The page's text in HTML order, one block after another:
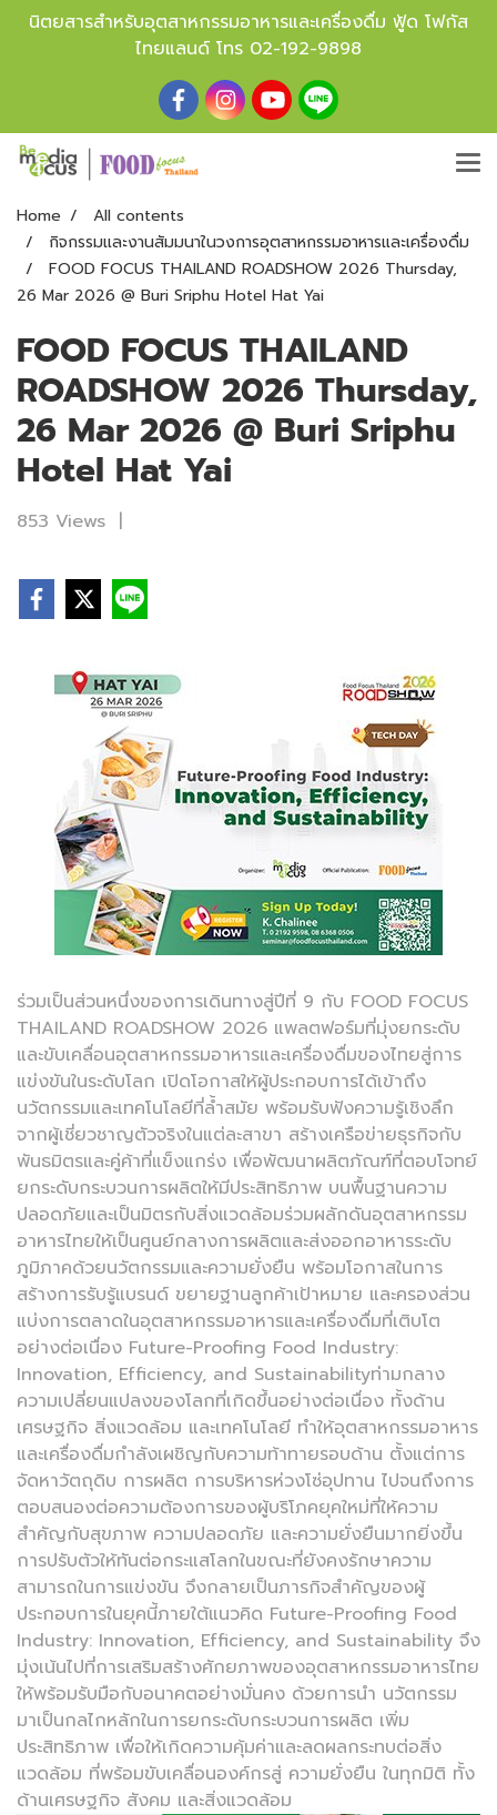
นิตยสารสำหรับอุตสาหกรรมอาหารและเครื่องดื่ม ฟู้ด โฟกัส
ไทยแลนด์ โทร 02-192-9898
Home
All contents
กิจกรรมและงานสัมมนาในวงการอุตสาหกรรมอาหารและเครื่องดื่ม
FOOD FOCUS THAILAND ROADSHOW 2026 Thursday,
26 Mar 2026 @ Buri Sriphu Hotel Hat Yai
FOOD FOCUS THAILAND
ROADSHOW 2026 Thursday,
26 Mar 2026 @ Buri Sriphu
Hotel Hat Yai
853 Views |
ร่วมเป็นส่วนหนึ่งของการเดินทางสู่ปีที่ 9 กับ FOOD FOCUS
THAILAND ROADSHOW 2026 แพลตฟอร์มที่มุ่งยกระดับ
และขับเคลื่อนอุตสาหกรรมอาหารและเครื่องดื่มของไทยสู่การ
แข่งขันในระดับโลก เปิดโอกาสให้ผู้ประกอบการได้เข้าถึง
นวัตกรรมและเทคโนโลยีที่ล้ำสมัย พร้อมรับฟังความรู้เชิงลึก
จากผู้เชี่ยวชาญตัวจริงในแต่ละสาขา สร้างเครือข่ายธุรกิจกับ
พันธมิตรและคู่ค้าที่แข็งแกร่ง เพื่อพัฒนาผลิตภัณฑ์ที่ตอบโจทย์
ยกระดับกระบวนการผลิตให้มีประสิทธิภาพ บนพื้นฐานความ
ปลอดภัยและเป็นมิตรกับสิ่งแวดล้อมร่วมผลักดันอุตสาหกรรม
อาหารไทยให้เป็นศูนย์กลางการผลิตและส่งออกอาหารระดับ
ภูมิภาคด้วยนวัตกรรมและความยั่งยืน พร้อมโอกาสในการ
สร้างการรับรู้แบรนด์ ขยายฐานลูกค้าเป้าหมาย และครองส่วน
แบ่งการตลาดในอุตสาหกรรมอาหารและเครื่องดื่มที่เติบโต
อย่างต่อเนื่อง Future-Proofing Food Industry:
Innovation, Efficiency, and Sustainabilityท่ามกลาง
ความเปลี่ยนแปลงของโลกที่เกิดขึ้นอย่างต่อเนื่อง ทั้งด้าน
เศรษฐกิจ สิ่งแวดล้อม และเทคโนโลยี ทำให้อุตสาหกรรมอาหาร
และเครื่องดื่มกำลังเผชิญกับความท้าทายรอบด้าน ตั้งแต่การ
จัดหาวัตถุดิบ การผลิต การบริหารห่วงโซ่อุปทาน ไปจนถึงการ
ตอบสนองต่อความต้องการของผู้บริโภคยุคใหม่ที่ให้ความ
สำคัญกับสุขภาพ ความปลอดภัย และความยั่งยืนมากยิ่งขึ้น
การปรับตัวให้ทันต่อกระแสโลกในขณะที่ยังคงรักษาความ
สามารถในการแข่งขัน จึงกลายเป็นภารกิจสำคัญของผู้
ประกอบการในยุคนี้ภายใต้แนวคิด Future-Proofing Food
Industry: Innovation, Efficiency, and Sustainability จึง
มุ่งเน้นไปที่การเสริมสร้างศักยภาพของอุตสาหกรรมอาหารไทย
ให้พร้อมรับมือกับอนาคตอย่างมั่นคง ด้วยการนำ นวัตกรรม
มาเป็นกลไกหลักในการยกระดับกระบวนการผลิต เพิ่ม
ประสิทธิภาพ เพื่อให้เกิดความคุ้มค่าและลดผลกระทบต่อสิ่ง
แวดล้อม ที่พร้อมขับเคลื่อนองค์กรสู่ ความยั่งยืน ในทุกมิติ ทั้ง
ด้านเศรษฐกิจ สังคม และสิ่งแวดล้อม